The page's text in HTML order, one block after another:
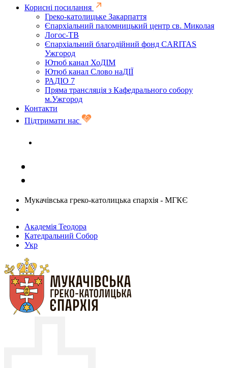
Корисні посилання
Греко-католицьке Закарпаття
Єпархіальний паломницький центр св. Миколая
Логос-ТВ
Єпархіальний благодійний фонд CARITAS
Ужгород
Ютюб канал ХоДІМ
Ютюб канал Слово наДІЇ
РАДІО 7
Пряма трансляція з Кафедрального собору
м.Ужгород
Контакти
Підтримати нас
Мукачівська греко-католицька єпархія - МГКЄ
Академія Теодора
Катедральний Собор
Укр